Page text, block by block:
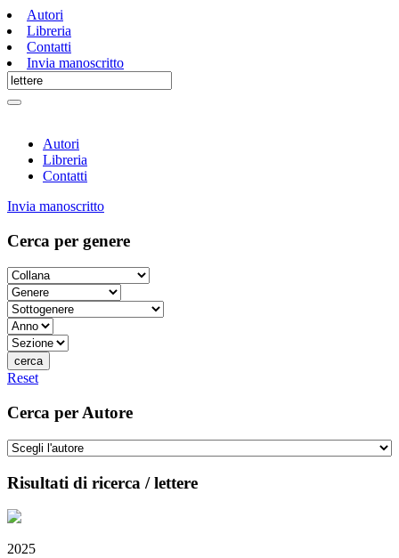
Autori
Libreria
Contatti
Invia manoscritto
Autori
Libreria
Contatti
Invia manoscritto
Cerca per genere
cerca
Reset
Cerca per Autore
Risultati di ricerca / lettere
2025